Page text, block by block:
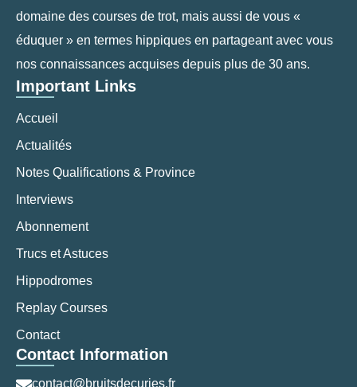
domaine des courses de trot, mais aussi de vous «
éduquer » en termes hippiques en partageant avec vous
nos connaissances acquises depuis plus de 30 ans.
Important Links
Accueil
Actualités
Notes Qualifications & Province
Interviews
Abonnement
Trucs et Astuces
Hippodromes
Replay Courses
Contact
Contact Information
contact@bruitsdecuries.fr